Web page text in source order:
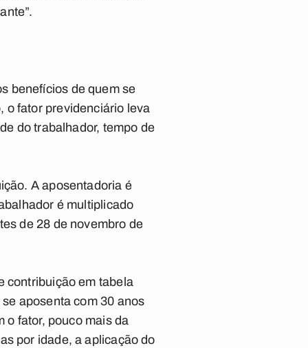
benefícios de quem se
o fator previdenciário leva
do trabalhador, tempo de
A aposentadoria é
é multiplicado
de 28 de novembro de
contribuição em tabela
aposenta com 30 anos
o fator, pouco mais da
por idade, a aplicação do